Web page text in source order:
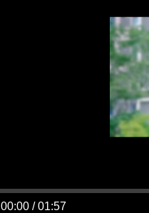
00:00 / 01:57